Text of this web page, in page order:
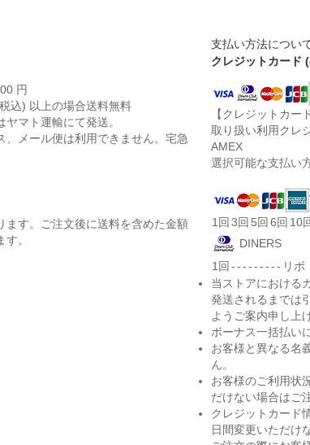
円
込) 以上の場合送料無料
マト運輸にて発送。
、メール便は利用できません。宅急
ます。ご注文後に送料を含めた金額
。
支払い方法につい
クレジットカード
【クレジットカー
取り扱い利用クレ
AMEX
選択可能な支払い
1回 3回 5回 6回 10
DINERS
1回 --------- リボ
当ストアにおける
発送されるまでは
ようご案内申し上
ボーナス一括払い
お客様と異なる名
ん。
お客様のご利用状
だけない場合はご
クレジットカード
日間変更いただけ